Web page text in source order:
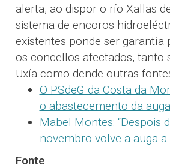
alerta, ao dispor o río Xallas
sistema de encoros
existentes ponde ser
os concellos afectados, tanto
Uxía como dende outras
O PSdeG da Costa da
o abastecemento da auga
Mabel Montes: “Despois
novembro volve a auga a
Fonte